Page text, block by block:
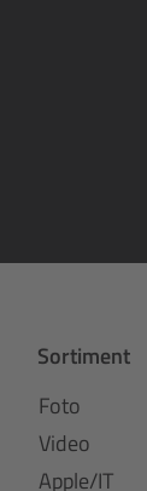
Sortiment
Foto
Video
Apple/IT